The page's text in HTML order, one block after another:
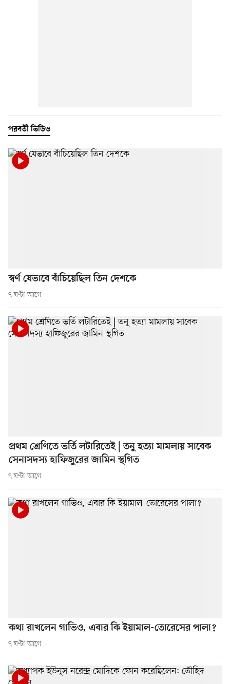
পরবর্তী ভিডিও
স্বর্ণ যেভাবে বাঁচিয়েছিল তিন দেশকে
৭ ঘণ্টা আগে
প্রথম শ্রেণিতে ভর্তি লটারিতেই | তনু হত্যা মামলায় সাবেক
সেনাসদস্য হাফিজুরের জামিন স্থগিত
৭ ঘণ্টা আগে
কথা রাখলেন গাভিও, এবার কি ইয়ামাল-তোরেসের পালা?
৭ ঘণ্টা আগে